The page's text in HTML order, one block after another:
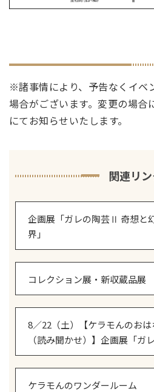
※諸事情により、予告なくイベ
場合がございます。変更の場合
にてお知らせいたします。
関連リ
企画展「ガレの陶芸Ⅱ 奇想と
界」
コレクション展・新収蔵品展
8／22（土）【ケラモんのお
（読み聞かせ）】企画展「ガ
ケラモんのワンダールーム